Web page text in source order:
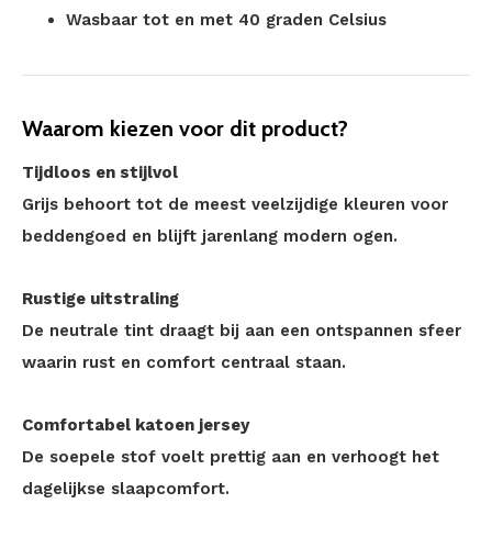
Wasbaar tot en met 40 graden Celsius
Waarom kiezen voor dit product?
Tijdloos en stijlvol
Grijs behoort tot de meest veelzijdige kleuren voor
beddengoed en blijft jarenlang modern ogen.
Rustige uitstraling
De neutrale tint draagt bij aan een ontspannen sfeer
waarin rust en comfort centraal staan.
Comfortabel katoen jersey
De soepele stof voelt prettig aan en verhoogt het
dagelijkse slaapcomfort.